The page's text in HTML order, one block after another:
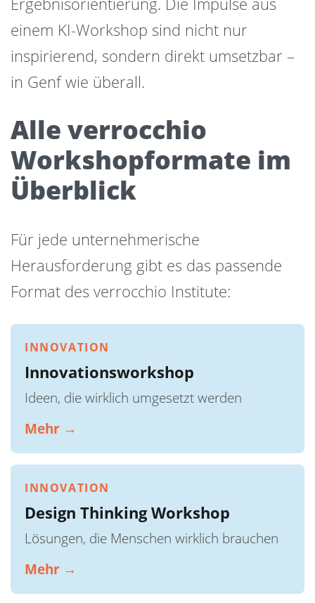
einem KI-Workshop sind nicht nur
inspirierend, sondern direkt umsetzbar –
in Genf wie überall.
Alle verrocchio
Workshopformate im
Überblick
Für jede unternehmerische
Herausforderung gibt es das passende
Format des verrocchio Institute:
INNOVATION
Innovationsworkshop
Ideen, die wirklich umgesetzt werden
Mehr →
INNOVATION
Design Thinking Workshop
Lösungen, die Menschen wirklich brauchen
Mehr →